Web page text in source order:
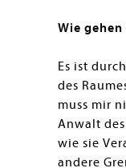
Wie
Es ist
des
muss mir
Anwalt
wie sie
andere